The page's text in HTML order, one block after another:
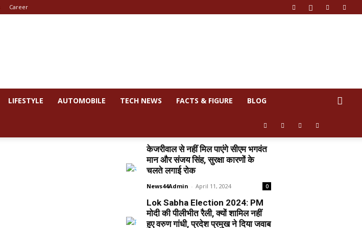
Career
LIFESTYLE AUTOMOBILE TECH NEWS FACTS & FIGURE BLOG
केजरीवाल से नहीं मिल पाएंगे सीएम भगवंत
मान और संजय सिंह, सुरक्षा कारणों के
चलते लगाई रोक
News44Admin - April 11, 2024 0
Lok Sabha Election 2024: PM
मोदी की पीलीभीत रैली, क्यों शामिल नहीं
हुए वरुण गांधी, प्रदेश प्रमुख ने दिया जवाब